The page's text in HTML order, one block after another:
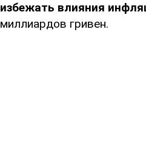
избежать влияния
миллиардов гривен.